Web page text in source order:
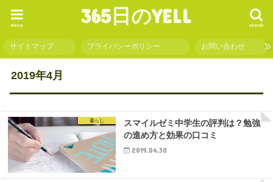
365日のYELL search
menu
サイトマップ プライバシーポリシー お問い合わせ
2019年4月
暮らし
スマイルゼミ中学生の評判は？勉強
の進め方と効果の口コミ
2019.04.30